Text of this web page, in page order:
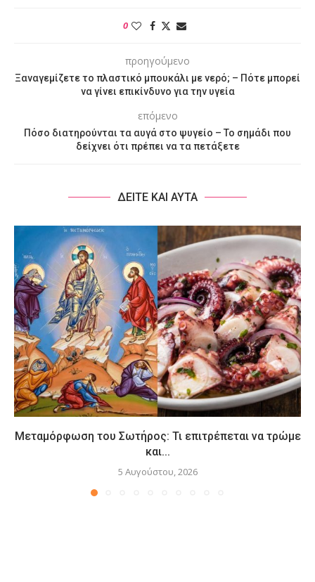
0
προηγούμενο
Ξαναγεμίζετε το πλαστικό μπουκάλι με νερό; – Πότε μπορεί
να γίνει επικίνδυνο για την υγεία
επόμενο
Πόσο διατηρούνται τα αυγά στο ψυγείο – Το σημάδι που
δείχνει ότι πρέπει να τα πετάξετε
ΔΕΙΤΕ ΚΑΙ ΑΥΤΑ
Μεταμόρφωση του Σωτήρος: Τι επιτρέπεται να τρώμε
και...
5 Αυγούστου, 2026